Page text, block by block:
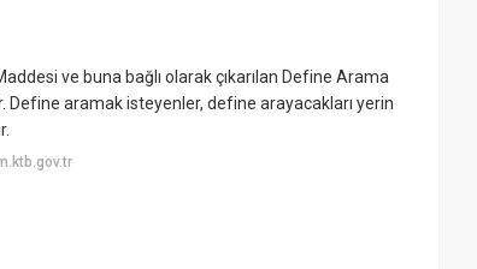
ve buna bağlı olarak çıkarılan Define Arama
aramak isteyenler, define arayacakları yerin